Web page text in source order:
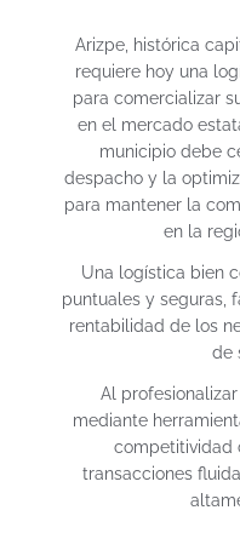
Arizpe, histórica
requiere hoy una
para comercializar
en el mercado
municipio debe
despacho y la
para mantener la
en la
Una logística bien
puntuales y seguras,
rentabilidad de los
de
Al
mediante
competitividad
transacciones